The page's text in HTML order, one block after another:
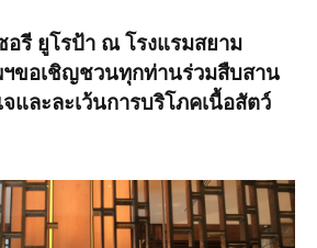
อรี ยูโรป้า ณ โรงแรมสยาม
ฯขอเชิญชวนทุกท่านร่วมสืบสาน
และละเว้นการบริโภคเนื้อสัตว์